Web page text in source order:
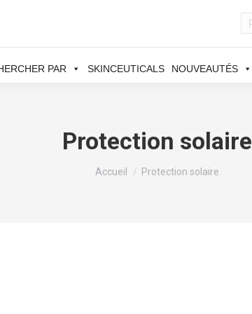
PAR SKINCEUTICALS NOUVEAUTÉS
Protection solaire
Vous êtes ici :
Accueil Protection solaire